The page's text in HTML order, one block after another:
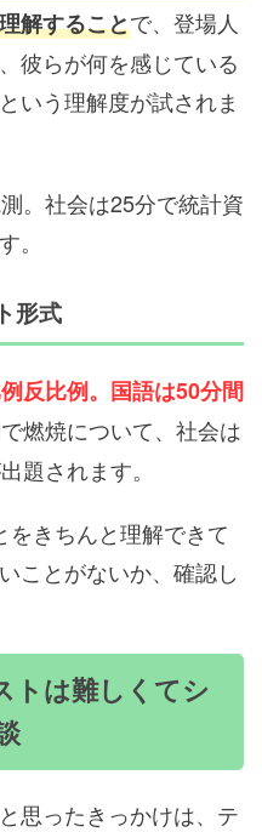
解することで、登場人
彼らが何を感じている
いう理解度が試されま
。社会は25分で統計資
。
形式
反比例。国語は50分間
燃焼について、社会は
題されます。
きちんと理解できて
ことがないか、確認し
トは難しくてシ
思ったきっかけは、テ